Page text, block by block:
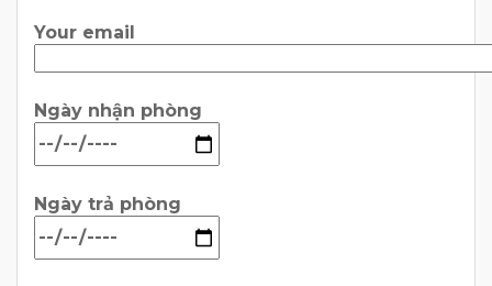
Your email
Ngày nhận phòng
Ngày trả phòng